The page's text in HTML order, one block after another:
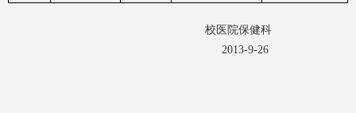
校医院保健科
2013-9-26